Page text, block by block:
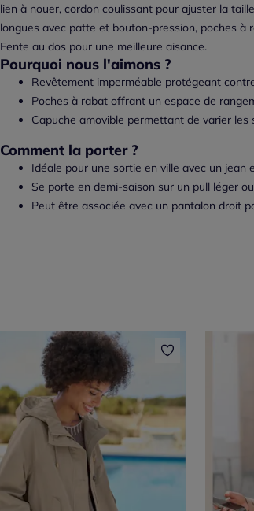
lien à nouer, cordon coulissant pour ajuster la
longues avec patte et bouton-pression, poches
Fente au dos pour une meilleure aisance.
Pourquoi nous l'aimons ?
Revêtement imperméable protégeant
Poches à rabat offrant un espace de
Capuche amovible permettant de varier les
Comment la porter ?
Idéale pour une sortie en ville avec un jean
Se porte en demi-saison sur un pull léger
Peut être associée avec un pantalon droit